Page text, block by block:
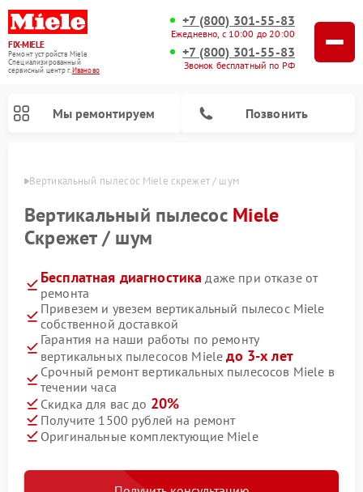
FIX-MIELE
Ремонт устройств Miele
Специализированный
cервисный центр г.Иваново
+7 (800) 301-55-83
Ежедневно, с 10:00 до 20:00
+7 (800) 301-55-83
Звонок бесплатный по РФ
Мы ремонтируем Позвонить
Вертикальный пылесос Miele скрежет / шум
Вертикальный пылесос Miele
Скрежет / шум
Бесплатная диагностика даже при отказе от
ремонта
Привезем и увезем вертикальный пылесос Miele
собственной доставкой
Гарантия на наши работы по ремонту
вертикальных пылесосов Mieleдо 3-х лет
Срочный ремонт вертикальных пылесосов Miele в
течении часа
Скидка для вас до 20%
Получите 1500 рублей на ремонт
Оригинальные комплектующие Miele